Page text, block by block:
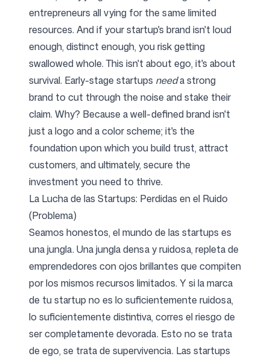
entrepreneurs all vying for the same limited
resources. And if your startup's brand isn't loud
enough, distinct enough, you risk getting
swallowed whole. This isn't about ego, it's about
survival. Early-stage startups needa strong
brand to cut through the noise and stake their
claim. Why? Because a well-defined brand isn't
just a logo and a color scheme; it's the
foundation upon which you build trust, attract
customers, and ultimately, secure the
investment you need to thrive.
La Lucha de las Startups: Perdidas en el Ruido
(Problema)
Seamos honestos, el mundo de las startups es
una jungla. Una jungla densa y ruidosa, repleta de
emprendedores con ojos brillantes que compiten
por los mismos recursos limitados. Y si la marca
de tu startup no es lo suficientemente ruidosa,
lo suficientemente distintiva, corres el riesgo de
ser completamente devorada. Esto no se trata
de ego, se trata de supervivencia. Las startups